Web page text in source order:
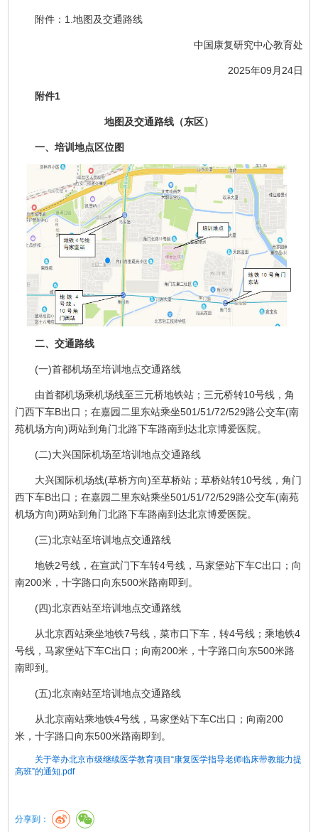
附件：1.地图及交通路线
中国康复研究中心教育处
2025年09月24日
附件1
地图及交通路线（东区）
一、培训地点区位图
二、交通路线
(一)首都机场至培训地点交通路线
由首都机场乘机场线至三元桥地铁站；三元桥转10号线，角
门西下车B出口；在嘉园二里东站乘坐501/51/72/529路公交车(南
苑机场方向)两站到角门北路下车路南到达北京博爱医院。
(二)大兴国际机场至培训地点交通路线
大兴国际机场线(草桥方向)至草桥站；草桥站转10号线，角门
西下车B出口；在嘉园二里东站乘坐501/51/72/529路公交车(南苑
机场方向)两站到角门北路下车路南到达北京博爱医院。
(三)北京站至培训地点交通路线
地铁2号线，在宣武门下车转4号线，马家堡站下车C出口；向
南200米，十字路口向东500米路南即到。
(四)北京西站至培训地点交通路线
从北京西站乘坐地铁7号线，菜市口下车，转4号线；乘地铁4
号线，马家堡站下车C出口；向南200米，十字路口向东500米路
南即到。
(五)北京南站至培训地点交通路线
从北京南站乘地铁4号线，马家堡站下车C出口；向南200
米，十字路口向东500米路南即到。
关于举办北京市级继续医学教育项目“康复医学指导老师临床带教能力提
高班”的通知.pdf
分享到：